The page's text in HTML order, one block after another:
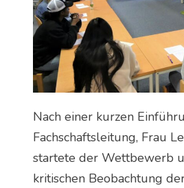
Nach einer kurzen
Fachschaftsleitung, Frau
startete der Wettbewerb
kritischen Beobachtung